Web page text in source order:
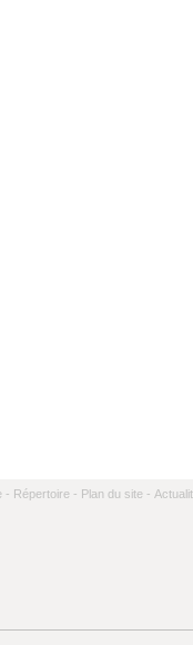
- Répertoire - Plan du site -